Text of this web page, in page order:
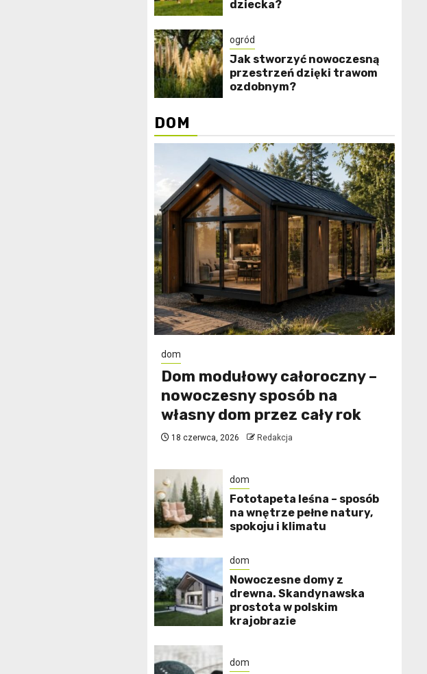
dziecka?
ogród
Jak stworzyć nowoczesną
przestrzeń dzięki trawom
ozdobnym?
DOM
dom
Dom modułowy całoroczny –
nowoczesny sposób na
własny dom przez cały rok
18 czerwca, 2026 Redakcja
dom
​Fototapeta leśna – sposób
na wnętrze pełne natury,
spokoju i klimatu
dom
Nowoczesne domy z
drewna. Skandynawska
prostota w polskim
krajobrazie
dom